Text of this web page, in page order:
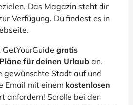
Das Magazin steht dir
Verfügung. Du findest es in
gratis
für deinen Urlaub an.
gewünschte Stadt auf und
Email mit einem kostenlosen
anfordern! Scrolle bei den